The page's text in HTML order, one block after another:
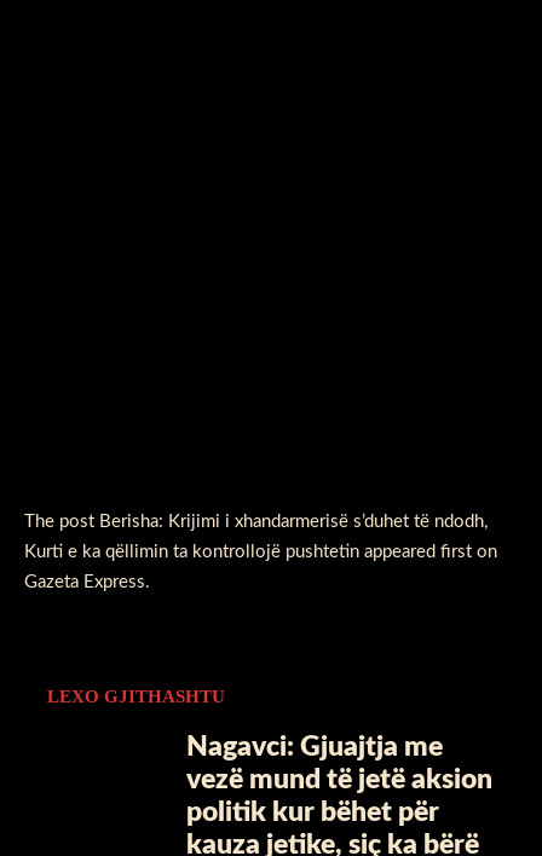
The post Berisha: Krijimi i xhandarmerisë s’duhet të ndodh,
Kurti e ka qëllimin ta kontrollojë pushtetin appeared first on
Gazeta Express.
LEXO GJITHASHTU
Nagavci: Gjuajtja me
vezë mund të jetë aksion
politik kur bëhet për
kauza jetike, siç ka bërë